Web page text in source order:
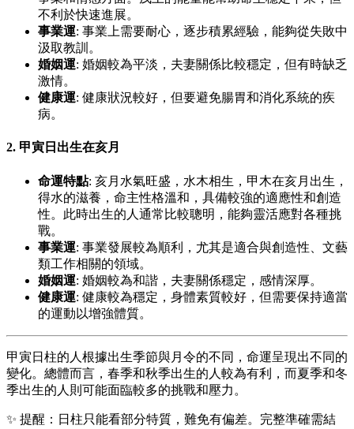
不利於快速進展。
事業運: 事業上需要耐心，逐步積累經驗，能夠從失敗中
汲取教訓。
婚姻運: 婚姻較為平淡，夫妻關係比較穩定，但有時缺乏
激情。
健康運: 健康狀況較好，但要避免腸胃和消化系統的疾
病。
2. 甲寅日出生在亥月
命運特點: 亥月水氣旺盛，水木相生，甲木在亥月出生，
得水的滋養，命主性格溫和，具備較強的適應性和創造
性。此時出生的人通常比較聰明，能夠靈活應對各種挑
戰。
事業運: 事業發展較為順利，尤其是適合與創造性、文藝
類工作相關的領域。
婚姻運: 婚姻較為和諧，夫妻關係穩定，感情深厚。
健康運: 健康較為穩定，身體素質較好，但需要保持適當
的運動以增強體質。
甲寅日柱的人根據出生季節與月令的不同，命運呈現出不同的
變化。總體而言，春季和秋季出生的人較為有利，而夏季和冬
季出生的人則可能面臨較多的挑戰和壓力。
✨ 提醒：日柱只能看部分特質，難免有偏差。完整準確需結